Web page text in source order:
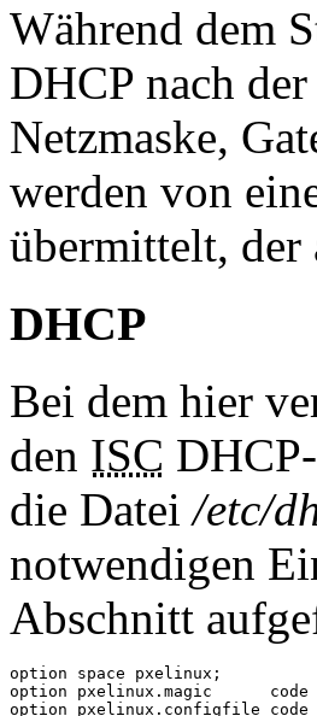
Während dem
DHCP nach
Netzmaske,
werden von
übermittelt, der
DHCP
Bei dem hier
den ISC
die Datei/etc/
notwendigen
Abschnitt
option space pxelinux;
option pxelinux.magic      code
option pxelinux.configfile code